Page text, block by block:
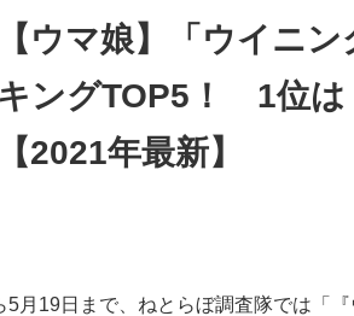
トの話題
【ウマ娘】「ウイニ
キングTOP5！ 1位は
【2021年最新】
月19日まで、ねとらぼ調査隊では「